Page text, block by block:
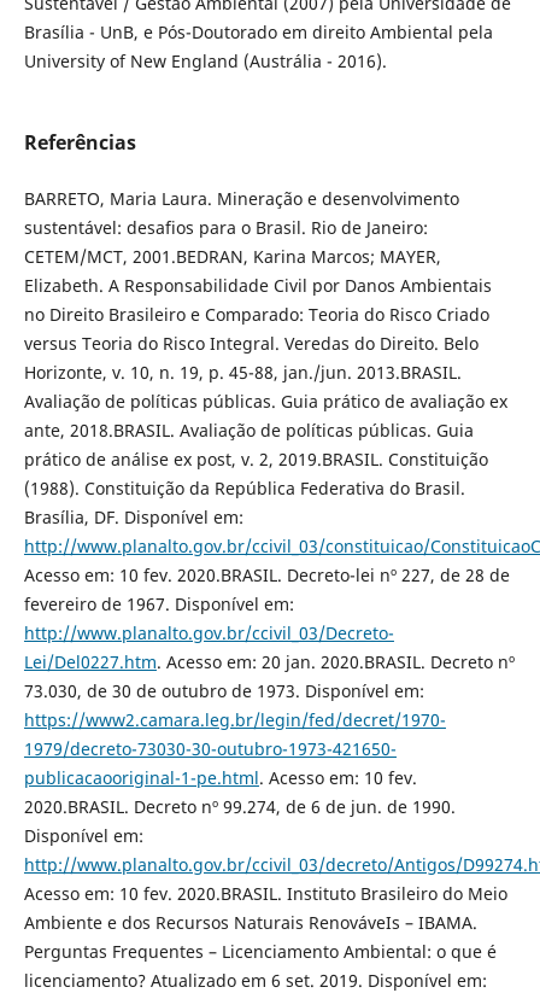
Brasília - UnB, e Pós-Doutorado em direito Ambiental pela
University of New England (Austrália - 2016).
Referências
BARRETO, Maria Laura. Mineração e desenvolvimento
sustentável: desafios para o Brasil. Rio de Janeiro:
CETEM/MCT, 2001.BEDRAN, Karina Marcos; MAYER,
Elizabeth. A Responsabilidade Civil por Danos Ambientais
no Direito Brasileiro e Comparado: Teoria do Risco Criado
versus Teoria do Risco Integral. Veredas do Direito. Belo
Horizonte, v. 10, n. 19, p. 45-88, jan./jun. 2013.BRASIL.
Avaliação de políticas públicas. Guia prático de avaliação ex
ante, 2018.BRASIL. Avaliação de políticas públicas. Guia
prático de análise ex post, v. 2, 2019.BRASIL. Constituição
(1988). Constituição da República Federativa do Brasil.
Brasília, DF. Disponível em:
http://www.planalto.gov.br/ccivil_03/constituicao/
Acesso em: 10 fev. 2020.BRASIL. Decreto-lei nº 227, de 28 de
fevereiro de 1967. Disponível em:
http://www.planalto.gov.br/ccivil_03/Decreto-
Lei/Del0227.htm. Acesso em: 20 jan. 2020.BRASIL. Decreto nº
73.030, de 30 de outubro de 1973. Disponível em:
https://www2.camara.leg.br/legin/fed/decret/1970-
1979/decreto-73030-30-outubro-1973-421650-
publicacaooriginal-1-pe.html. Acesso em: 10 fev.
2020.BRASIL. Decreto nº 99.274, de 6 de jun. de 1990.
Disponível em:
http://www.planalto.gov.br/ccivil_03/decreto/Antigos/
Acesso em: 10 fev. 2020.BRASIL. Instituto Brasileiro do Meio
Ambiente e dos Recursos Naturais RenováveIs – IBAMA.
Perguntas Frequentes – Licenciamento Ambiental: o que é
licenciamento? Atualizado em 6 set. 2019. Disponível em: